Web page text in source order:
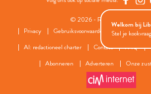
© 2026 - Roularta Media Group
Privacy
Gebruiksvoorwaarden Cookies
AI: redactioneel charter
Contact FAQ
Abonneren
Adverteren Onze
Welkom bij
Stel je